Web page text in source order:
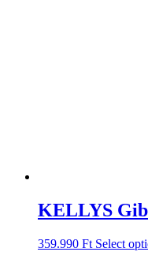
KELLYS
359.990 Ft Select